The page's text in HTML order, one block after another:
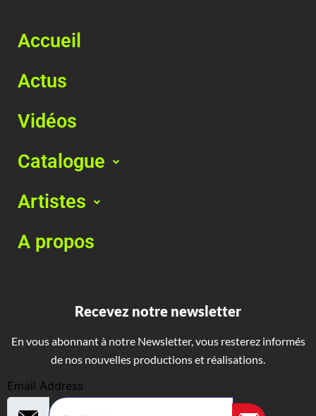
Accueil
Actus
Vidéos
Catalogue
Artistes
A propos
Recevez notre newsletter
En vous abonnant à notre Newsletter, vous resterez informés
de nos nouvelles productions et réalisations.
Email Address